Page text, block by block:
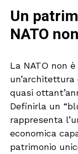
Un
NATO
La NATO non
quasi
Definirla un
rappresenta
economica
patrimonio